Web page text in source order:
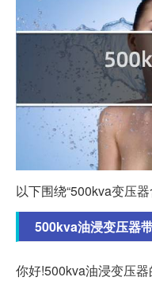
以下围绕“500kva变压
500kva油浸变压器
你好!500kva油浸变压